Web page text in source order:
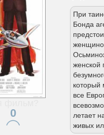
0
При
Бонда
женской
который
все
летает
живых